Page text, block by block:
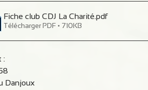
Fiche club CDJ La Charité.pdf
Télécharger PDF • 710KB
:
Danjoux